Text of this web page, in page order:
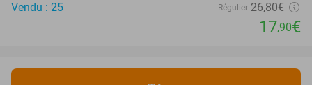
Vendu : 25
Régulier 26,80€
17,90€